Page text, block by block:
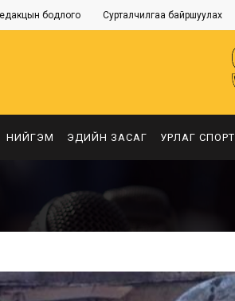
бодлого Сурталчилгаа байршуулах
НИЙГЭМ ЭДИЙН ЗАСАГ УРЛАГ СПОРТ